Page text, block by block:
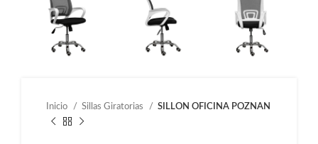
Inicio Sillas Giratorias SILLON OFICINA POZNAN